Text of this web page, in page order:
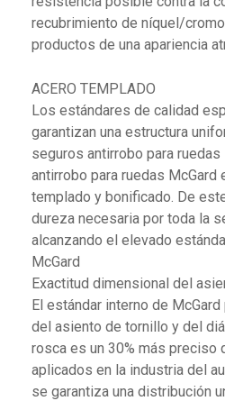
recubrimiento de níquel/
productos de una apariencia
ACERO TEMPLADO
Los estándares de calidad
garantizan una estructura
seguros antirrobo para ruedas
antirrobo para ruedas McGard
templado y bonificado. De
dureza necesaria por toda la
alcanzando el elevado
McGard
Exactitud dimensional del
El estándar interno de
del asiento de tornillo y del
rosca es un 30% más preciso
aplicados en la industria del
se garantiza una distribución